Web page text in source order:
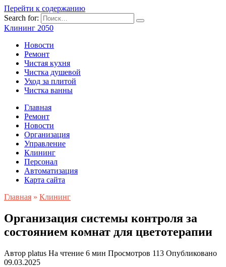
Перейти к содержанию
Search for:
Клининг 2050
Новости
Ремонт
Чистая кухня
Чистка душевой
Уход за плитой
Чистка ванны
Главная
Ремонт
Новости
Организация
Управление
Клининг
Персонал
Автоматизация
Карта сайта
Главная » Клининг
Организация системы контроля за
состоянием комнат для цветотерапии
Автор platus На чтение 6 мин Просмотров 113 Опубликовано
09.03.2025